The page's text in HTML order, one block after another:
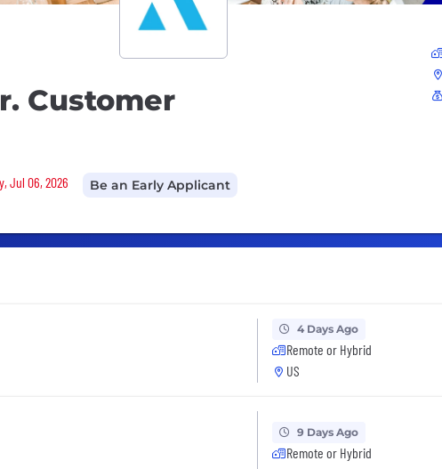
Customer
Jul 06, 2026 Be an Early Applicant
4 Days Ago
Remote or Hybrid
US
9 Days Ago
Remote or Hybrid